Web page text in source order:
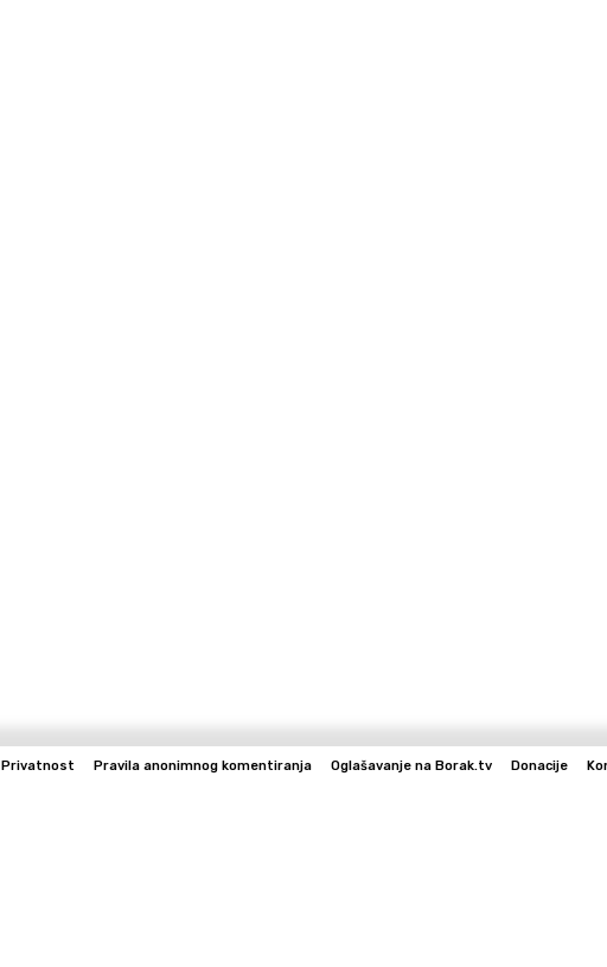
Privatnost Pravila anonimnog komentiranja Oglašavanje na Borak.tv Donacije